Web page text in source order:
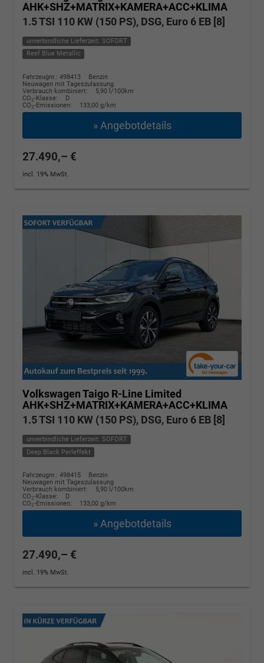
AHK+SHZ+MATRIX+KAMERA+ACC+KLIMA
1.5 TSI 110 KW (150 PS), DSG, Euro 6 EB [8]
unverbindliche Lieferzeit: SOFORT
Reef Blue Metallic
Fahrzeugnr.: 498413
Benzin
Neuwagen mit Tageszulassung
Verbrauch kombiniert:
5,90 l/100km
CO2-Klasse:
D
CO2-Emissionen: 133,00 g/km
» Angebotdetails
27.490,– €
incl. 19% MwSt.
Volkswagen Taigo R-Line Limited
AHK+SHZ+MATRIX+KAMERA+ACC+KLIMA
1.5 TSI 110 KW (150 PS), DSG, Euro 6 EB [8]
unverbindliche Lieferzeit: SOFORT
Deep Black Perleffekt
Fahrzeugnr.: 498415
Benzin
Neuwagen mit Tageszulassung
Verbrauch kombiniert:
5,90 l/100km
CO2-Klasse:
D
CO2-Emissionen: 133,00 g/km
» Angebotdetails
27.490,– €
incl. 19% MwSt.